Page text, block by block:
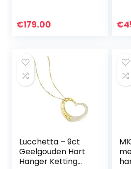
geboortesteen
geelgoud 9 karaat
/ 375 goud
edelsteen sieraad
€179.00 €
Lucchetta – 9ct
Geelgouden Hart
Hanger Ketting